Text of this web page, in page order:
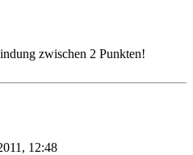
zwischen 2 Punkten!
12:48